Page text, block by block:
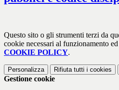
Questo sito o gli strumenti terzi da
cookie necessari al funzionamento
COOKIE POLICY.
Personalizza Rifiuta tutti i cookies
Gestione cookie